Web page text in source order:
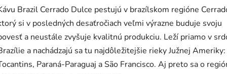
Brazil Cerrado Dulce pestujú v brazílskom regióne
si v posledných desaťročiach veľmi výrazne buduje svoju
a neustále zvyšuje kvalitnú produkciu. Leží priamo v
a nachádzajú sa tu najdôležitejšie rieky Južnej Ameriky:
Paraná-Paraguaj a São Francisco. Aj preto sa o